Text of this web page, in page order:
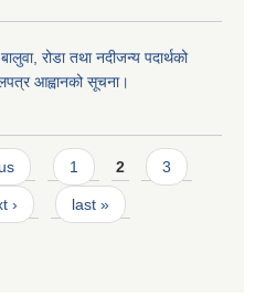
रोडा तथा नदीजन्य पदार्थको
आह्वानको सूचना।
1 2 3
› last »